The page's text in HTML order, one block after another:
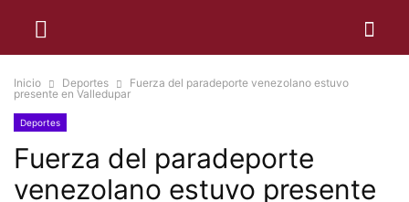
Inicio Deportes
Fuerza del paradeporte venezolano estuvo
presente en Valledupar
Deportes
Fuerza del paradeporte
venezolano estuvo presente